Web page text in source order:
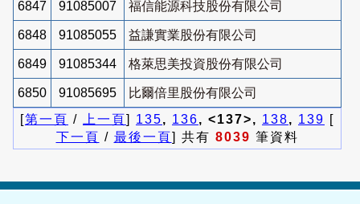
6847 91085007 福信能源科技股份有限公司
6848 91085055 益謙實業股份有限公司
6849 91085344 格萊思美投資股份有限公司
6850 91085695
比爾倍里股份有限公司
[第一頁 / 上一頁] 135, 136, <137>, 138, 139 [
下一頁 / 最後一頁] 共有 8039 筆資料